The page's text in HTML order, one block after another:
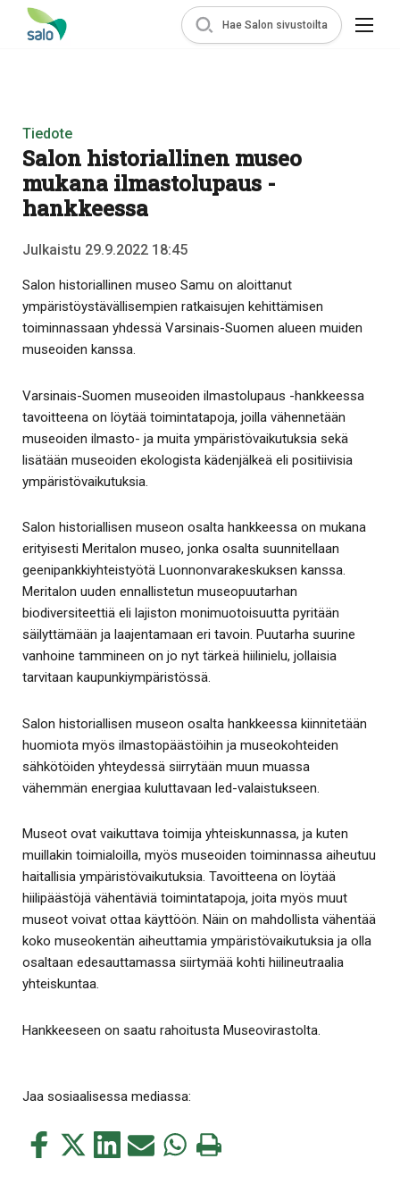
Hae Salon sivustoilta
Tiedote
Salon historiallinen museo
mukana ilmastolupaus -
hankkeessa
Julkaistu 29.9.2022 18:45
Salon historiallinen museo Samu on aloittanut
ympäristöystävällisempien ratkaisujen kehittämisen
toiminnassaan yhdessä Varsinais-Suomen alueen muiden
museoiden kanssa.
Varsinais-Suomen museoiden ilmastolupaus -hankkeessa
tavoitteena on löytää toimintatapoja, joilla vähennetään
museoiden ilmasto- ja muita ympäristövaikutuksia sekä
lisätään museoiden ekologista kädenjälkeä eli positiivisia
ympäristövaikutuksia.
Salon historiallisen museon osalta hankkeessa on mukana
erityisesti Meritalon museo, jonka osalta suunnitellaan
geenipankkiyhteistyötä Luonnonvarakeskuksen kanssa.
Meritalon uuden ennallistetun museopuutarhan
biodiversiteettiä eli lajiston monimuotoisuutta pyritään
säilyttämään ja laajentamaan eri tavoin. Puutarha suurine
vanhoine tammineen on jo nyt tärkeä hiilinielu, jollaisia
tarvitaan kaupunkiympäristössä.
Salon historiallisen museon osalta hankkeessa kiinnitetään
huomiota myös ilmastopäästöihin ja museokohteiden
sähkötöiden yhteydessä siirrytään muun muassa
vähemmän energiaa kuluttavaan led-valaistukseen.
Museot ovat vaikuttava toimija yhteiskunnassa, ja kuten
muillakin toimialoilla, myös museoiden toiminnassa aiheutuu
haitallisia ympäristövaikutuksia. Tavoitteena on löytää
hiilipäästöjä vähentäviä toimintatapoja, joita myös muut
museot voivat ottaa käyttöön. Näin on mahdollista vähentää
koko museokentän aiheuttamia ympäristövaikutuksia ja olla
osaltaan edesauttamassa siirtymää kohti hiilineutraalia
yhteiskuntaa.
Hankkeeseen on saatu rahoitusta Museovirastolta.
Jaa sosiaalisessa mediassa:
Jaa
Jaa
Jaa Jaa Jaa Tulosta